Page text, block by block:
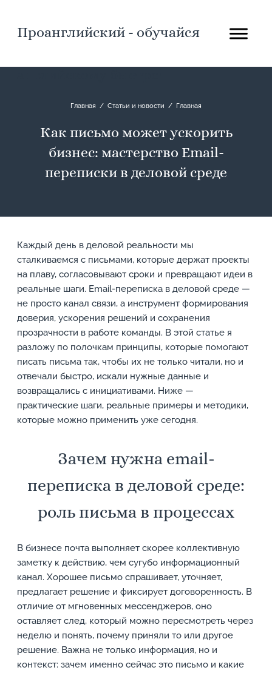
Проанглийский - обучайся
Главная / Статьи и новости / Главная
Как письмо может ускорить
бизнес: мастерство Email-
переписки в деловой среде
Каждый день в деловой реальности мы
сталкиваемся с письмами, которые держат проекты
на плаву, согласовывают сроки и превращают идеи в
реальные шаги. Email-переписка в деловой среде —
не просто канал связи, а инструмент формирования
доверия, ускорения решений и сохранения
прозрачности в работе команды. В этой статье я
разложу по полочкам принципы, которые помогают
писать письма так, чтобы их не только читали, но и
отвечали быстро, искали нужные данные и
возвращались с инициативами. Ниже —
практические шаги, реальные примеры и методики,
которые можно применить уже сегодня.
Зачем нужна email-
переписка в деловой среде:
роль письма в процессах
В бизнесе почта выполняет скорее коллективную
заметку к действию, чем сугубо информационный
канал. Хорошее письмо спрашивает, уточняет,
предлагает решение и фиксирует договоренность. В
отличие от мгновенных мессенджеров, оно
оставляет след, который можно пересмотреть через
неделю и понять, почему приняли то или другое
решение. Важна не только информация, но и
контекст: зачем именно сейчас это письмо и какие